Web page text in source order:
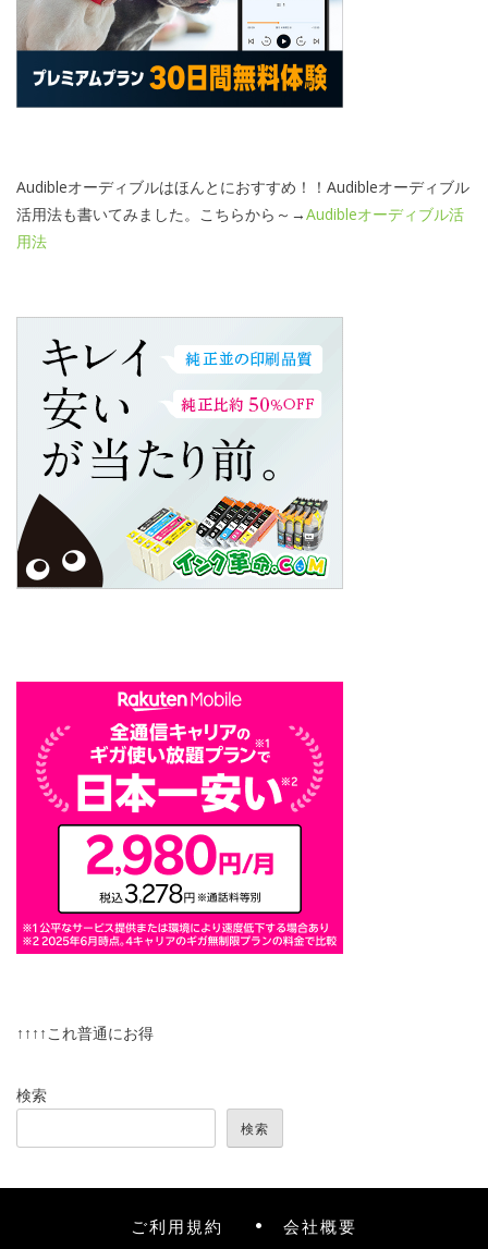
Audibleオーディブルはほんとにおすすめ！！Audibleオーディブル
活用法も書いてみました。こちらから～→Audibleオーディブル活
用法
↑↑↑↑これ普通にお得
検索
検索
ご利用規約 会社概要